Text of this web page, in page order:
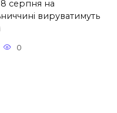
8 серпня на
вируватимуть
0